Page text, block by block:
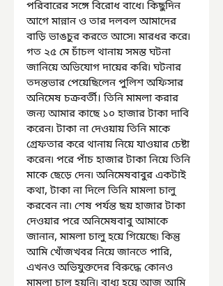
পরিবারের সঙ্গে বিরোধ বাধে৷ কিছুদিন
আগে মান্নান ও তার দলবল আমাদের
বাড়ি ভাঙচুর করতে আসে৷ মারধর করে৷
গত ২৫ মে চাঁচল থানায় সমস্ত ঘটনা
জানিয়ে অভিযোগ দায়ের করি৷ ঘটনার
তদন্তভার পেয়েছিলেন পুলিশ অফিসার
অনিমেষ চক্রবর্তী। তিনি মামলা করার
জন্য আমার কাছে ১০ হাজার টাকা দাবি
করেন৷ টাকা না দেওয়ায় তিনি মাকে
গ্রেফতার করে থানায় নিয়ে যাওয়ার চেষ্টা
করেন৷ পরে পাঁচ হাজার টাকা নিয়ে তিনি
মাকে ছেড়ে দেন৷ অনিমেষবাবুর একটাই
কথা, টাকা না দিলে তিনি মামলা চালু
করবেন না৷ শেষ পর্যন্ত ছয় হাজার টাকা
দেওয়ার পরে অনিমেষবাবু আমাকে
জানান, মামলা চালু হয়ে গিয়েছে৷ কিন্তু
আমি খোঁজখবর নিয়ে জানতে পারি,
এখনও অভিযুক্তদের বিরুদ্ধে কোনও
মামলা চালু হয়নি৷ বাধ্য হয়ে আজ আমি